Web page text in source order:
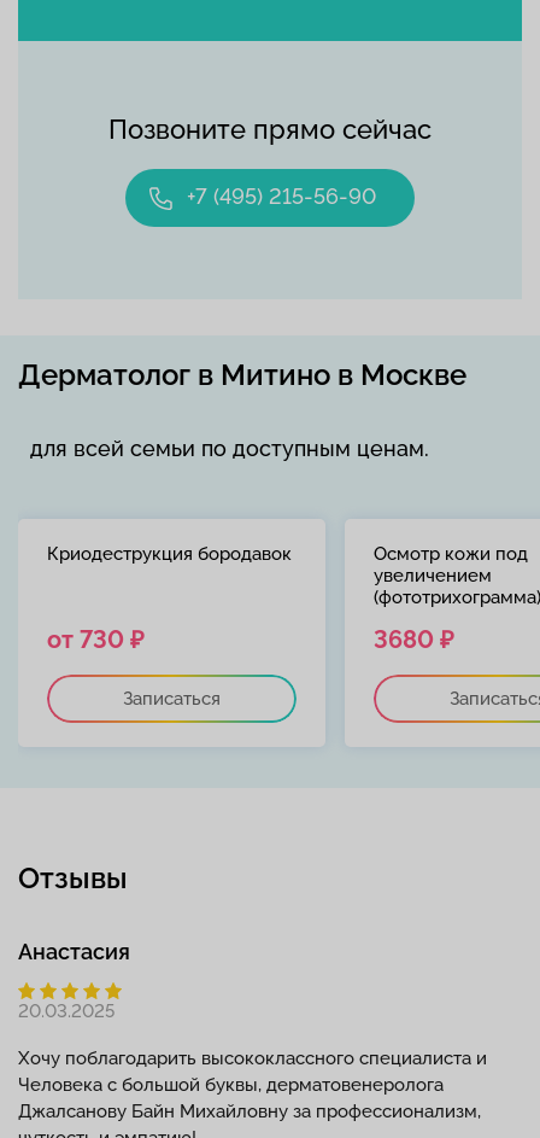
Позвоните прямо сейчас
+7 (495) 215-56-90
Дерматолог в Митино в Москве
для всей семьи по доступным ценам.
Криодеструкция бородавок
от 730 ₽
Записаться
Осмотр кожи под
увеличением
(фототрихограмма)
3680 ₽
Отзывы
Анастасия
20.03.2025
Хочу поблагодарить высококлассного специалиста и
Человека с большой буквы, дерматовенеролога
Джалсанову Байн Михайловну за профессионализм,